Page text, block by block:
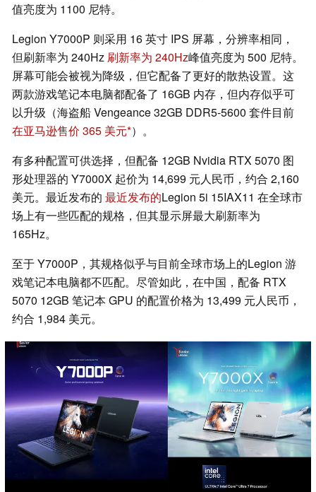
值亮度为 1100 尼特。
Legion Y7000P 则采用 16 英寸 IPS 屏幕，分辨率相同，
但刷新率为 240Hz 刷新率为 240Hz峰值亮度为 500 尼特。
屏幕可能会被视为降级，但它配备了更好的散热设置。这
两款游戏笔记本电脑都配备了 16GB 内存，但内存似乎可
以升级（海盗船 Vengeance 32GB DDR5-5600 套件目前
在亚马逊售价 365 美元 ）。
有多种配置可供选择，但配备 12GB Nvidia RTX 5070 图
形处理器的 Y7000X 起价为 14,699 元人民币，约合 2,160
美元。最近发布的 最近发布的Legion 5i 15IAX11 在全球市
场上有一些匹配的规格，但其显示屏最大刷新率为
165Hz。
至于 Y7000P，其规格似乎与目前全球市场上的Legion 游
戏笔记本电脑都不匹配。尽管如此，在中国，配备 RTX
5070 12GB 笔记本 GPU 的配置价格为 13,499 元人民币，
约合 1,984 美元。